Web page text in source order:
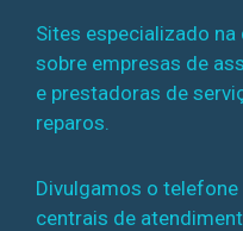
Sites especializado
sobre empresas de
e prestadoras de
reparos.
Divulgamos o
centrais de